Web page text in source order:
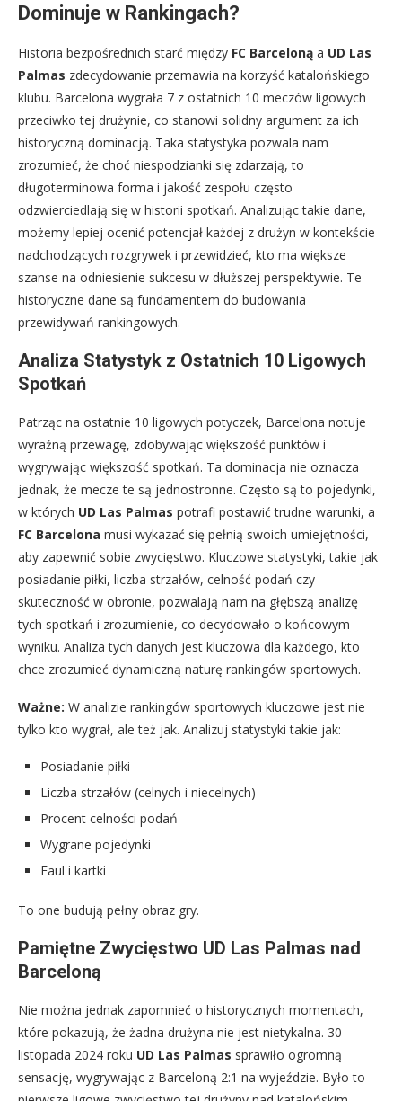
Dominuje w Rankingach?
Historia bezpośrednich starć między FC Barceloną a UD Las
Palmas zdecydowanie przemawia na korzyść katalońskiego
klubu. Barcelona wygrała 7 z ostatnich 10 meczów ligowych
przeciwko tej drużynie, co stanowi solidny argument za ich
historyczną dominacją. Taka statystyka pozwala nam
zrozumieć, że choć niespodzianki się zdarzają, to
długoterminowa forma i jakość zespołu często
odzwierciedlają się w historii spotkań. Analizując takie dane,
możemy lepiej ocenić potencjał każdej z drużyn w kontekście
nadchodzących rozgrywek i przewidzieć, kto ma większe
szanse na odniesienie sukcesu w dłuższej perspektywie. Te
historyczne dane są fundamentem do budowania
przewidywań rankingowych.
Analiza Statystyk z Ostatnich 10 Ligowych
Spotkań
Patrząc na ostatnie 10 ligowych potyczek, Barcelona notuje
wyraźną przewagę, zdobywając większość punktów i
wygrywając większość spotkań. Ta dominacja nie oznacza
jednak, że mecze te są jednostronne. Często są to pojedynki,
w których UD Las Palmas potrafi postawić trudne warunki, a
FC Barcelona musi wykazać się pełnią swoich umiejętności,
aby zapewnić sobie zwycięstwo. Kluczowe statystyki, takie jak
posiadanie piłki, liczba strzałów, celność podań czy
skuteczność w obronie, pozwalają nam na głębszą analizę
tych spotkań i zrozumienie, co decydowało o końcowym
wyniku. Analiza tych danych jest kluczowa dla każdego, kto
chce zrozumieć dynamiczną naturę rankingów sportowych.
Ważne: W analizie rankingów sportowych kluczowe jest nie
tylko kto wygrał, ale też jak. Analizuj statystyki takie jak:
Posiadanie piłki
Liczba strzałów (celnych i niecelnych)
Procent celności podań
Wygrane pojedynki
Faul i kartki
To one budują pełny obraz gry.
Pamiętne Zwycięstwo UD Las Palmas nad
Barceloną
Nie można jednak zapomnieć o historycznych momentach,
które pokazują, że żadna drużyna nie jest nietykalna. 30
listopada 2024 roku UD Las Palmas sprawiło ogromną
sensację, wygrywając z Barceloną 2:1 na wyjeździe. Było to